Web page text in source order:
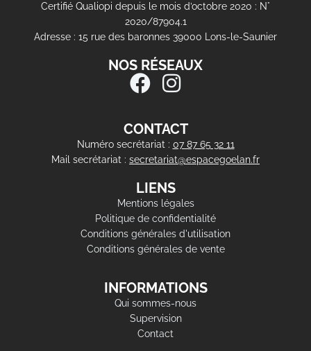
Certifié Qualiopi depuis le mois d’octobre 2020 : N°
2020/87904.1
Adresse : 15 rue des baronnes 39000 Lons-le-Saunier
NOS RÉSEAUX
CONTACT
Numéro secrétariat : 07 87 65 32 11
Mail secrétariat : secretariat@espacegoelan.fr
LIENS
Mentions légales
Politique de confidentialité
Conditions générales d'utilisation
Conditions générales de vente
INFORMATIONS
Qui sommes-nous
Supervision
Contact